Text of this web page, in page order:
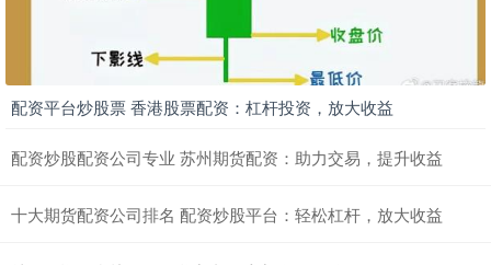
配资平台炒股票 香港股票配资：杠杆投资，放大收益
配资炒股配资公司专业 苏州期货配资：助力交易，提升收益
十大期货配资公司排名 配资炒股平台：轻松杠杆，放大收益